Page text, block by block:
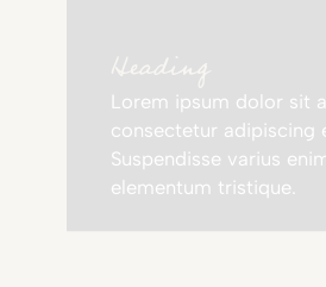
Heading
Lorem ipsum dolor sit
consectetur adipiscing
Suspendisse varius
elementum tristique.